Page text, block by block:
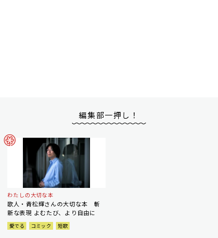
編集部一押し！
わたしの大切な本
歌人・青松輝さんの大切な本 斬
新な表現 よむたび、より自由に
愛でる コミック 短歌